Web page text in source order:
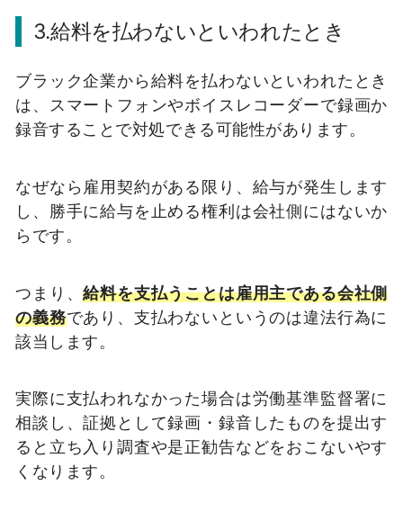
3.給料を払わないといわれたとき
ブラック企業から給料を払わないといわれたとき
は、スマートフォンやボイスレコーダーで録画か
録音することで対処できる可能性があります。
なぜなら雇用契約がある限り、給与が発生します
し、勝手に給与を止める権利は会社側にはないか
らです。
つまり、給料を支払うことは雇用主である会社側
の義務であり、支払わないというのは違法行為に
該当します。
実際に支払われなかった場合は労働基準監督署に
相談し、証拠として録画・録音したものを提出す
ると立ち入り調査や是正勧告などをおこないやす
くなります。